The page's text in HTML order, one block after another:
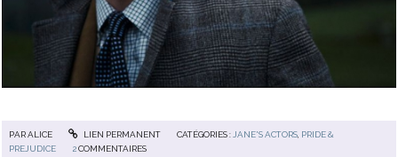
PARALICE LIEN PERMANENT CATÉGORIES : JANE'S ACTORS PRIDE &
PREJUDICE
2 COMMENTAIRES